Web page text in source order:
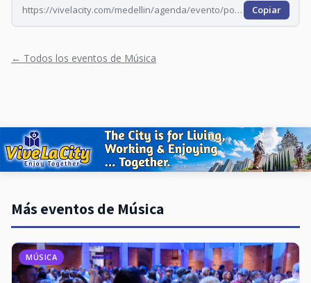
https://vivelacity.com/medellin/agenda/evento/ponte-salsa-en-familia-2026-06-28 Copiar
← Todos los eventos de Música
Más eventos de Música
MÚSICA